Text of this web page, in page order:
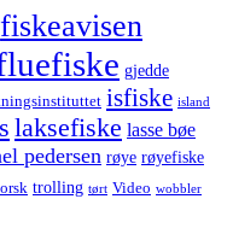
fiskeavisen
gjedde
isfiske island
laksefiske lasse bøe
pedersen røye røyefiske
trolling tørt Video wobbler